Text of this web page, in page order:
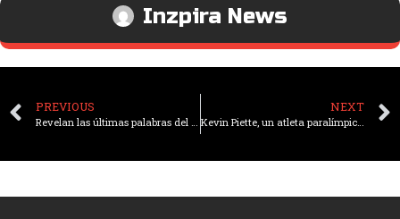
Inzpira News
PREVIOUS NEXT
Kevin Piette, un atleta paralímpico parapléjico llevó la llama olímpica con un exoesqueleto